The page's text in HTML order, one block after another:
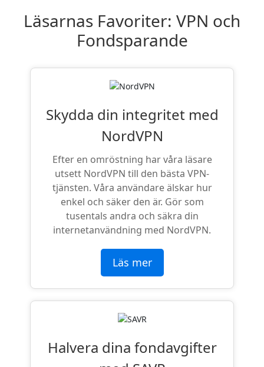
Läsarnas Favoriter: VPN och
Fondsparande
Skydda din integritet med
NordVPN
Efter en omröstning har våra läsare
utsett NordVPN till den bästa VPN-
tjänsten. Våra användare älskar hur
enkel och säker den är. Gör som
tusentals andra och säkra din
internetanvändning med NordVPN.
Läs mer
Halvera dina fondavgifter